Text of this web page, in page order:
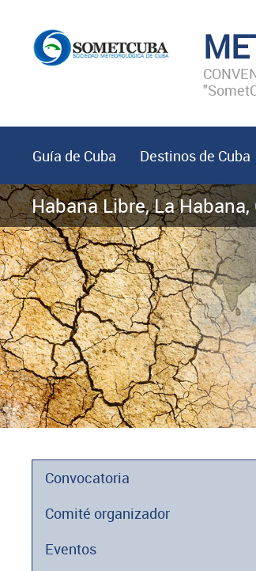
Guía de Cuba Destinos de Cuba
Habana Libre, La
Convocatoria
Comité organizador
Eventos